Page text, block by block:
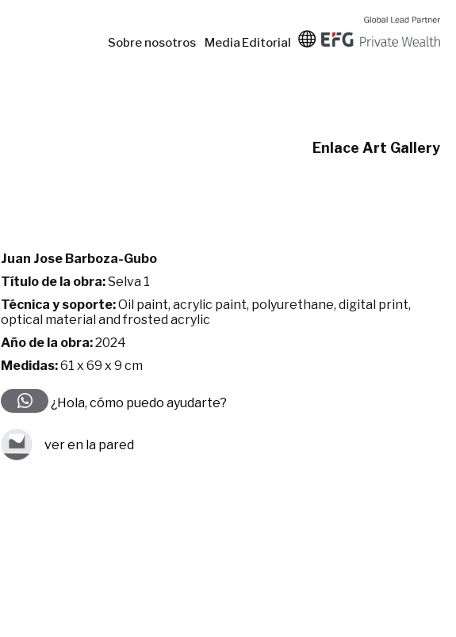
Sobre nosotros Media Editorial
Enlace Art Gallery
Juan Jose Barboza-Gubo
Título de la obra:Selva 1
Técnica y soporte:Oil paint, acrylic paint, polyurethane, digital print,
optical material and frosted acrylic
Año de la obra:2024
Medidas:61 x 69 x 9 cm
¿Hola, cómo puedo ayudarte?
ver en la pared